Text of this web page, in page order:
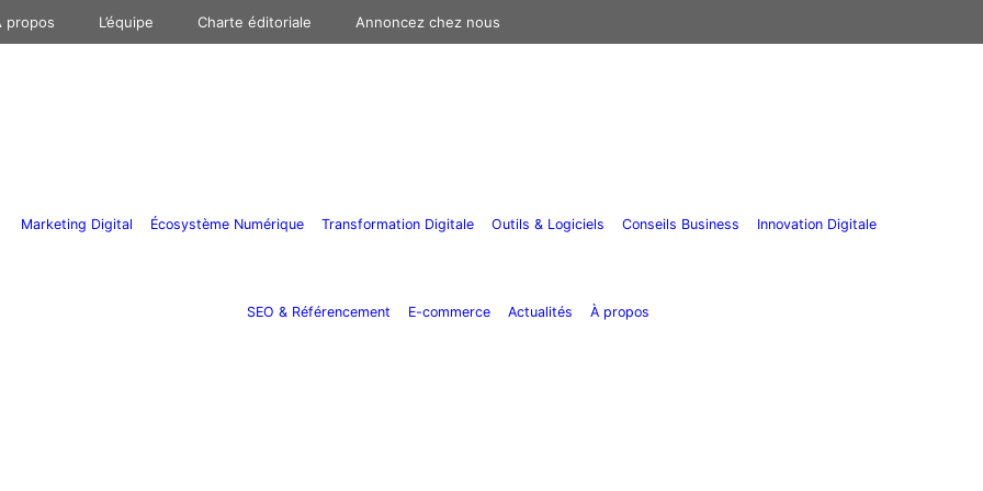
propos L’équipe Charte éditoriale Annoncez chez nous
Marketing Digital Écosystème Numérique Transformation Digitale Outils & Logiciels Conseils Business Innovation Digitale
SEO & Référencement E-commerce Actualités À propos